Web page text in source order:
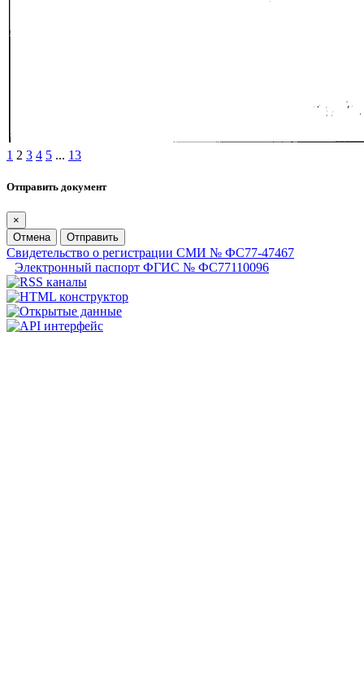
1 2 3 4 5 ... 13
Отправить документ
×
Отмена
Отправить
Свидетельство о регистрации СМИ № ФС77-47467
Электронный паспорт ФГИС № ФС77110096